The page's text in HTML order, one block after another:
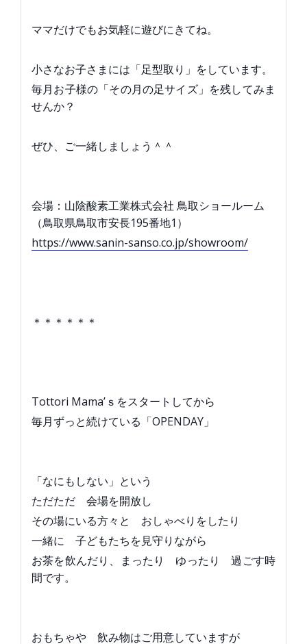
ママだけでもお気軽に遊びにきてね。
小さなお子さまには「足型取り」をしています。
毎月お子様の「その月の足サイズ」を残してみま
せんか？
ぜひ、ご一緒しましょう＾＾
会場：山陰酸素工業株式会社 鳥取ショールーム
（鳥取県鳥取市安長195番地1）
https://www.sanin-sanso.co.jp/showroom/
＊＊＊＊＊＊
Tottori Mama’ｓをスタートしてから
毎月ずっと続けている「OPENDAY」
「なにもしない」という
ただただ 会場を開放し
その場にいる方々と おしゃべりをしたり
一緒に 子どもたちを見守りながら
お茶を飲んだり、まったり ゆったり 過ごす時
間です。
おもちゃや 飲み物はご用意していますが